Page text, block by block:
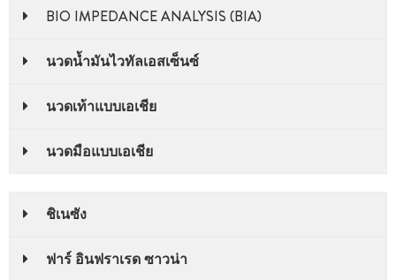
BIO IMPEDANCE ANALYSIS (BIA)
นวดน้ำมันไวทัลเอสเซ็นซ์
นวดเท้าแบบเอเชีย
นวดมือแบบเอเชีย
ชิเนซัง
ฟาร์ อินฟราเรด ซาวน่า